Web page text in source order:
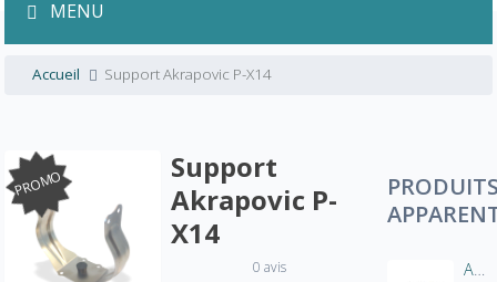
MENU
Accueil Support Akrapovic P-X14
PROMO
Support
Akrapovic P-
X14
0 avis
Aération manche blouson moto